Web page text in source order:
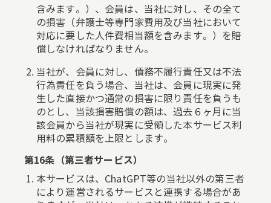
含みます。）、会員は、当社に対し、その全て
の損害（弁護士等専門家費用及び当社において
対応に要した人件費相当額を含みます。）を賠
償しなければなりません。
当社が、会員に対し、債務不履行責任又は不法
行為責任を負う場合、当社は、会員に現実に発
生した直接かつ通常の損害に限り責任を負うも
のとし、当該損害賠償の額は、過去６ヶ月に当
該会員から当社が現実に受領した本サービス利
用料の累積額を上限とします。
第16条（第三者サービス）
本サービスは、ChatGPT等の当社以外の第三者
により運営されるサービスと連携する場合があ